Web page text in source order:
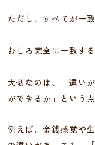
ただし、すべてが一
むしろ完全に一致す
大切なのは、「違い
ができるか」という点
例えば、金銭感覚や